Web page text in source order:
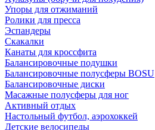
Упоры для отжиманий
Ролики для пресса
Эспандеры
Скакалки
Канаты для кроссфита
Балансировочные подушки
Балансировочные полусферы BOSU
Балансировочные диски
Масажные полусферы для ног
Активный отдых
Настольный футбол, аэрохоккей
Детские велосипеды